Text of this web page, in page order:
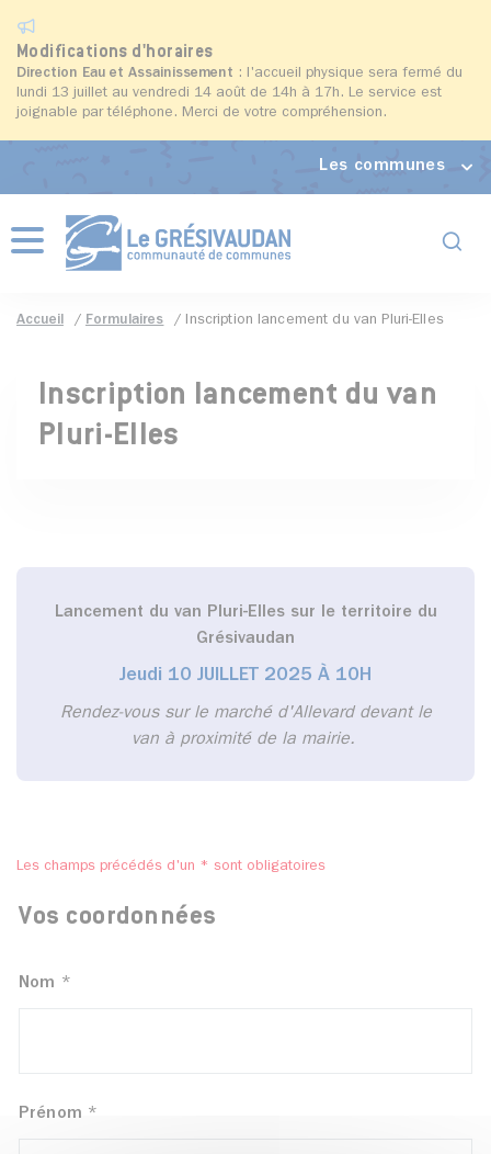
Modifications d'horaires
Direction Eau et Assainissement : l'accueil physique sera fermé du
lundi 13 juillet au vendredi 14 août de 14h à 17h. Le service est
joignable par téléphone. Merci de votre compréhension.
Les communes
Menu
Accueil Formulaires Inscription lancement du van Pluri-Elles
Inscription lancement du van
Pluri-Elles
Lancement du van Pluri-Elles sur le territoire du
Grésivaudan
Jeudi 10 JUILLET 2025 À 10H
Rendez-vous sur le marché d'Allevard devant le
van à proximité de la mairie.
Les champs précédés d'un * sont obligatoires
Vos coordonnées
Nom *
Prénom *